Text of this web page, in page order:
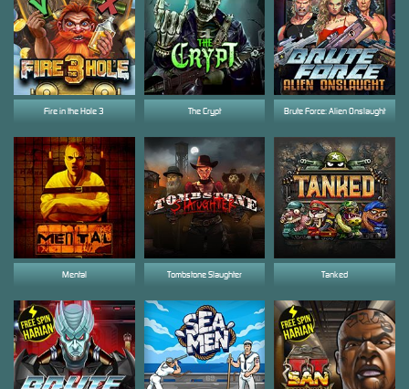
Fire in the Hole 3
Tombstone Slaughter
Mental
The Crypt Brute Force: Alien Onslaught
Tanked